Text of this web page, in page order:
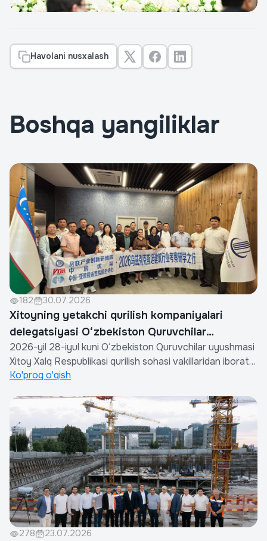
Havolani nusxalash
Boshqa yangiliklar
182 30.07.2026
Xitoyning yetakchi qurilish kompaniyalari
delegatsiyasi O‘zbekiston Quruvchilar
uyushushiga rasmiy tashrif buyurdi
2026-yil 28-iyul kuni O‘zbekiston Quruvchilar uyushmasi
Xitoy Xalq Respublikasi qurilish sohasi vakillaridan iborat
rasmiy delegatsiyani qabul qildi.Tashrif Shinjan Yevrosiyo
Xitoy Ko‘chmas mulk assotsiatsiyasi hamkorligida tashkil
etildi.Uchr...
Ko'proq o'qish
278 23.07.2026